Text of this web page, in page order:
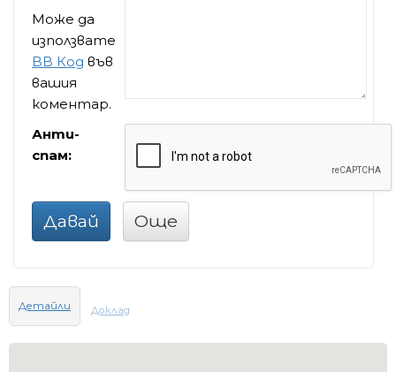
Може да
използвате
BB Код във
вашия
коментар.
Анти-
спам:
Давай Още
Детайли Доклад